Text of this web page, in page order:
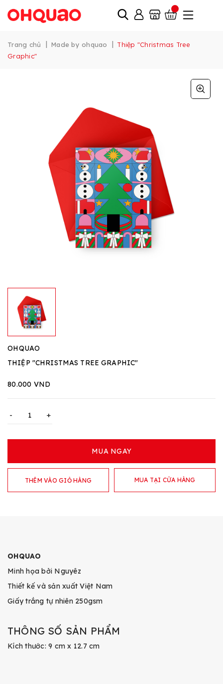
Trang chủ | Made by ohquao | Thiệp "Christmas Tree
Graphic"
OHQUAO
THIỆP "CHRISTMAS TREE GRAPHIC"
80.000 VND
- +
MUA NGAY
THÊM VÀO GIỎ HÀNG MUA TẠI CỬA HÀNG
OHQUAO
Minh họa bởi Nguyêz
Thiết kế và sản xuất Việt Nam
Giấy trắng tự nhiên 250gsm
THÔNG SỐ SẢN PHẨM
Kích thước: 9 cm x 12.7 cm